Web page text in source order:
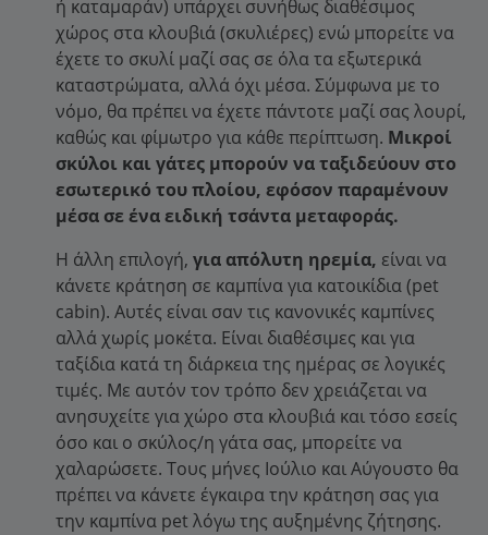
ή καταμαράν) υπάρχει συνήθως διαθέσιμος
χώρος στα κλουβιά (σκυλιέρες) ενώ μπορείτε να
έχετε το σκυλί μαζί σας σε όλα τα εξωτερικά
καταστρώματα, αλλά όχι μέσα. Σύμφωνα με το
νόμο, θα πρέπει να έχετε πάντοτε μαζί σας λουρί,
καθώς και φίμωτρο για κάθε περίπτωση. Μικροί
σκύλοι και γάτες μπορούν να ταξιδεύουν στο
εσωτερικό του πλοίου, εφόσον παραμένουν
μέσα σε ένα ειδική τσάντα μεταφοράς.
Η άλλη επιλογή, για απόλυτη ηρεμία, είναι να
κάνετε κράτηση σε καμπίνα για κατοικίδια (pet
cabin). Αυτές είναι σαν τις κανονικές καμπίνες
αλλά χωρίς μοκέτα. Είναι διαθέσιμες και για
ταξίδια κατά τη διάρκεια της ημέρας σε λογικές
τιμές. Με αυτόν τον τρόπο δεν χρειάζεται να
ανησυχείτε για χώρο στα κλουβιά και τόσο εσείς
όσο και ο σκύλος/η γάτα σας, μπορείτε να
χαλαρώσετε. Τους μήνες Ιούλιο και Αύγουστο θα
πρέπει να κάνετε έγκαιρα την κράτηση σας για
την καμπίνα pet λόγω της αυξημένης ζήτησης.